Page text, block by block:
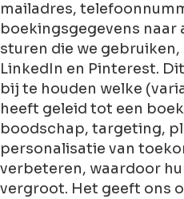
mailadres,
boekingsgegevens
sturen die we gebruiken,
LinkedIn en Pinterest.
bij te houden welke
heeft geleid tot een
boodschap, targeting,
personalisatie van
verbeteren, waardoor
vergroot. Het geeft ons